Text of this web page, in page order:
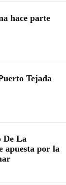
hace parte
Tejada
De La
apuesta por la